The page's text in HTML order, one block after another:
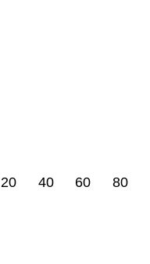
20 40 60 80